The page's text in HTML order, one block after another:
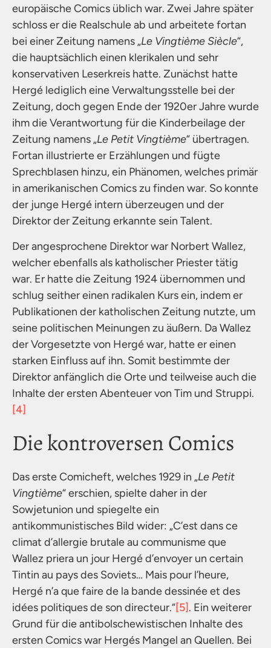
europäische Comics üblich war. Zwei Jahre später
schloss er die Realschule ab und arbeitete fortan
bei einer Zeitung namens „Le Vingtième Siècle“,
die hauptsächlich einen klerikalen und sehr
konservativen Leserkreis hatte. Zunächst hatte
Hergé lediglich eine Verwaltungsstelle bei der
Zeitung, doch gegen Ende der 1920er Jahre wurde
ihm die Verantwortung für die Kinderbeilage der
Zeitung namens „Le Petit Vingtième“ übertragen.
Fortan illustrierte er Erzählungen und fügte
Sprechblasen hinzu, ein Phänomen, welches primär
in amerikanischen Comics zu finden war. So konnte
der junge Hergé intern überzeugen und der
Direktor der Zeitung erkannte sein Talent.
Der angesprochene Direktor war Norbert Wallez,
welcher ebenfalls als katholischer Priester tätig
war. Er hatte die Zeitung 1924 übernommen und
schlug seither einen radikalen Kurs ein, indem er
Publikationen der katholischen Zeitung nutzte, um
seine politischen Meinungen zu äußern. Da Wallez
der Vorgesetzte von Hergé war, hatte er einen
starken Einfluss auf ihn. Somit bestimmte der
Direktor anfänglich die Orte und teilweise auch die
Inhalte der ersten Abenteuer von Tim und Struppi.
[4]
Die kontroversen Comics
Das erste Comicheft, welches 1929 in „Le Petit
Vingtième“ erschien, spielte daher in der
Sowjetunion und spiegelte ein
antikommunistisches Bild wider: „C’est dans ce
climat d’allergie brutale au communisme que
Wallez priera un jour Hergé d’envoyer un certain
Tintin au pays des Soviets… Mais pour l’heure,
Hergé n’a que faire de la bande dessinée et des
idées politiques de son directeur.“[5]. Ein weiterer
Grund für die antibolschewistischen Inhalte des
ersten Comics war Hergés Mangel an Quellen. Bei